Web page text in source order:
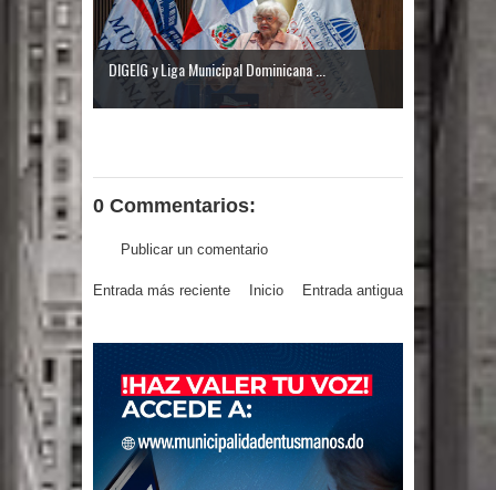
El PRM tendrá desde el próximo
domingo una dirección de hombres
DIGEIG y Liga Municipal Dominicana ...
0 Commentarios:
Publicar un comentario
Entrada más reciente Entrada antigua
Inicio